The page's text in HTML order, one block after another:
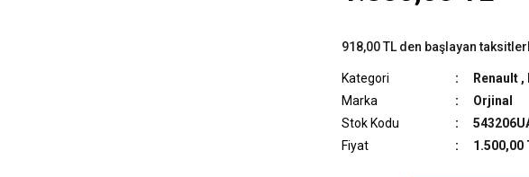
918,00 TL den başlayan
Kategori Renault ,
Marka
Orjinal
Stok Kodu
Fiyat
1.500,00